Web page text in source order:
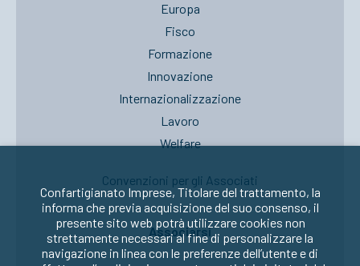
Europa
Fisco
Formazione
Innovazione
Internazionalizzazione
Lavoro
Welfare
Convenzioni per gli Associati
Associarsi
Confartigianato Imprese, Titolare del trattamento, la
informa che previa acquisizione del suo consenso, il
presente sito web potrà utilizzare cookies non
strettamente necessari al fine di personalizzare la
navigazione in linea con le preferenze dell’utente e di